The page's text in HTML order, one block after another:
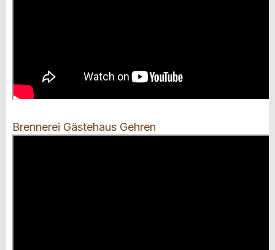
Brennerei Gästehaus Gehren